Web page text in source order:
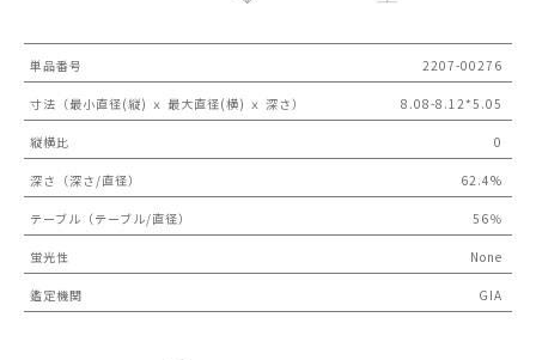
単品番号 2207-00276
寸法（最小直径(縦) ｘ 最大直径(横) ｘ 深さ） 8.08-8.12*5.05
縦横比 0
深さ（深さ/直径） 62.4%
テーブル（テーブル/直径） 56％
蛍光性 None
鑑定機関 GIA